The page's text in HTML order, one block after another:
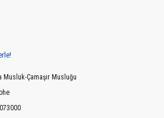
Musluk-Çamaşır Musluğu